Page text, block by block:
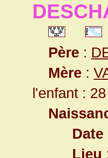
Père :
Mère :
l'enfant :
Date
Lieu